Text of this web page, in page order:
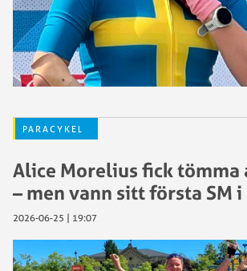
PARACYKEL
Alice Morelius fick tömma
– men vann sitt första SM
2026-06-25 | 19:07